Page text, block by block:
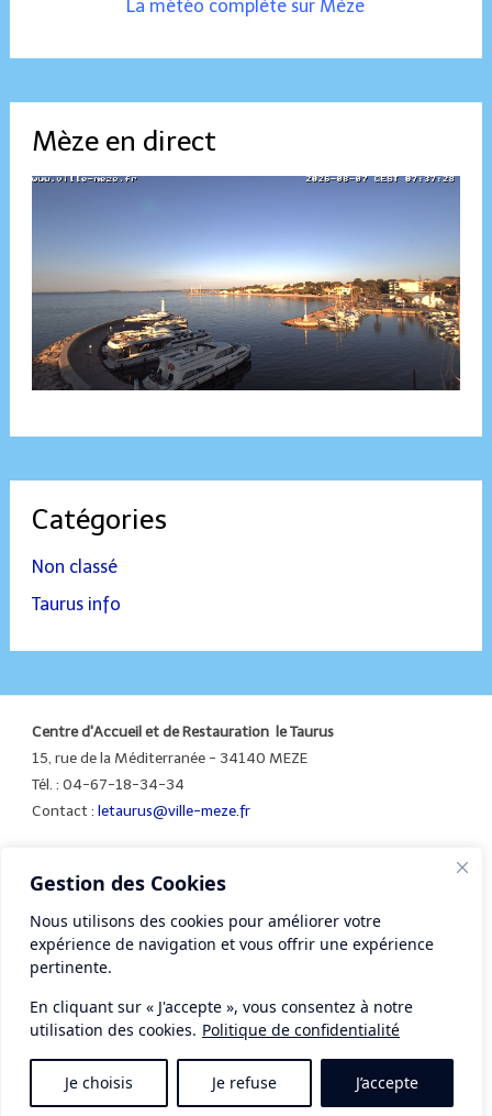
Gestion des Cookies
Nous utilisons des cookies pour améliorer votre
expérience de navigation et vous offrir une expérience
pertinente.
En cliquant sur « J'accepte », vous consentez à notre
utilisation des cookies. Politique de confidentialité
Je choisis Je refuse J’accepte
La météo complète sur Mèze
Mèze en direct
Catégories
Non classé
Taurus info
Centre d'Accueil et de Restauration le Taurus
15, rue de la Méditerranée - 34140 MEZE
Tél. : 04-67-18-34-34
Contact : letaurus@ville-meze.fr